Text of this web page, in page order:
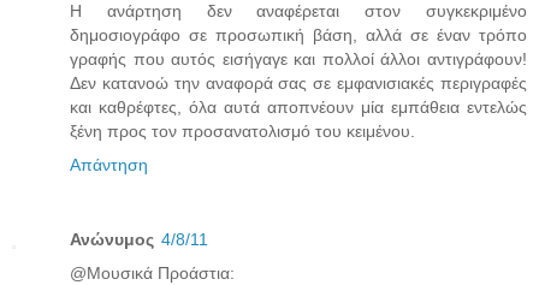
Η ανάρτηση δεν αναφέρεται στον συγκεκριμένο
δημοσιογράφο σε προσωπική βάση, αλλά σε έναν τρόπο
γραφής που αυτός εισήγαγε και πολλοί άλλοι αντιγράφουν!
Δεν κατανοώ την αναφορά σας σε εμφανισιακές περιγραφές
και καθρέφτες, όλα αυτά αποπνέουν μία εμπάθεια εντελώς
ξένη προς τον προσανατολισμό του κειμένου.
Απάντηση
Ανώνυμος 4/8/11
@Μουσικά Προάστια: